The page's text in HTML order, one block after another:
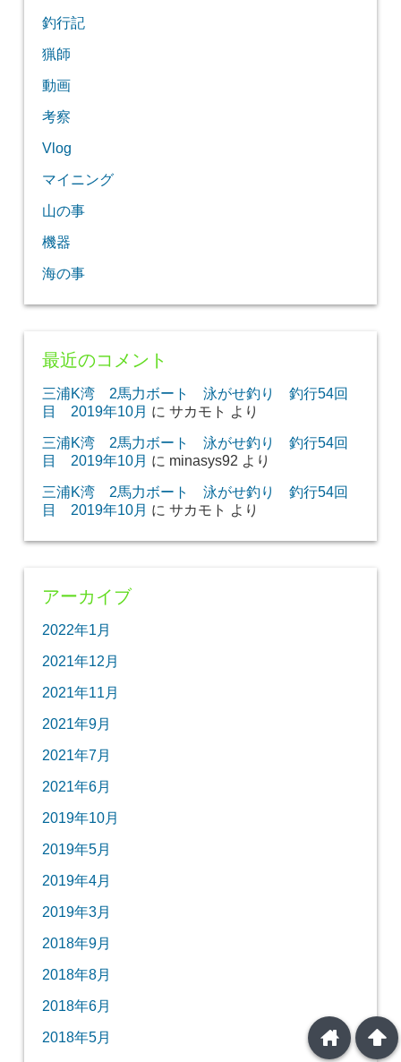
釣行記
猟師
動画
考察
Vlog
マイニング
山の事
機器
海の事
最近のコメント
三浦K湾 2馬力ボート 泳がせ釣り 釣行54回
目 2019年10月 に サカモト
より
三浦K湾 2馬力ボート 泳がせ釣り 釣行54回
目 2019年10月 に minasys92 より
三浦K湾 2馬力ボート 泳がせ釣り 釣行54回
目 2019年10月 に サカモト より
アーカイブ
2022年1月
2021年12月
2021年11月
2021年9月
2021年7月
2021年6月
2019年10月
2019年5月
2019年4月
2019年3月
2018年9月
2018年8月
2018年6月
2018年5月
arrowup
home